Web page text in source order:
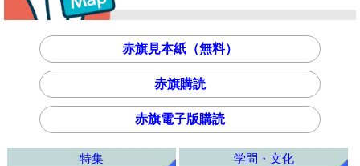
赤旗見本紙（無料）
赤旗購読
赤旗電子版購読
特集
学問・文化